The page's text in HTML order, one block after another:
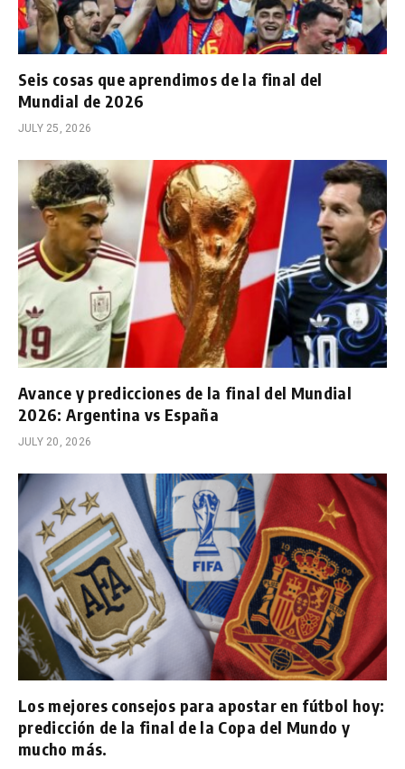
Seis cosas que aprendimos de la final del
Mundial de 2026
JULY 25, 2026
Avance y predicciones de la final del Mundial
2026: Argentina vs España
JULY 20, 2026
Los mejores consejos para apostar en fútbol hoy:
predicción de la final de la Copa del Mundo y
mucho más.